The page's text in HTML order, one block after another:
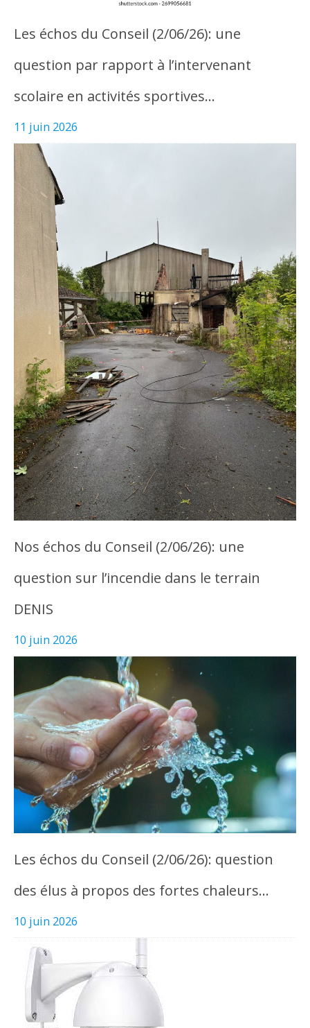
Les échos du Conseil (2/06/26): une
question par rapport à l’intervenant
scolaire en activités sportives…
11 juin 2026
Nos échos du Conseil (2/06/26): une
question sur l’incendie dans le terrain
DENIS
10 juin 2026
Les échos du Conseil (2/06/26): question
des élus à propos des fortes chaleurs…
10 juin 2026